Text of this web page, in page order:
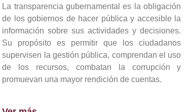
La transparencia gubernamental es la obligación
de los gobiernos de hacer pública y accesible la
información sobre sus actividades y decisiones.
Su propósito es permitir que los ciudadanos
supervisen la gestión pública, comprendan el uso
de los recursos, combatan la corrupción y
promuevan una mayor rendición de cuentas.